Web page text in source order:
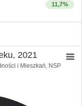
11,7%
2021
i Mieszkań, NSP